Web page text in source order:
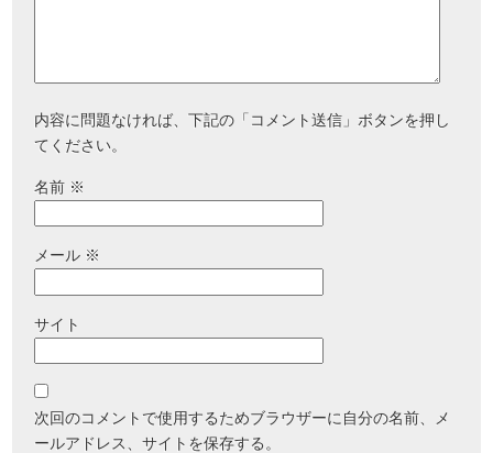
内容に問題なければ、下記の「コメント送信」ボタンを押し
てください。
名前 ※
メール ※
サイト
次回のコメントで使用するためブラウザーに自分の名前、メ
ールアドレス、サイトを保存する。